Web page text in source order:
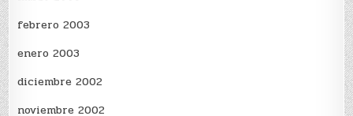
febrero 2003
enero 2003
diciembre 2002
noviembre 2002